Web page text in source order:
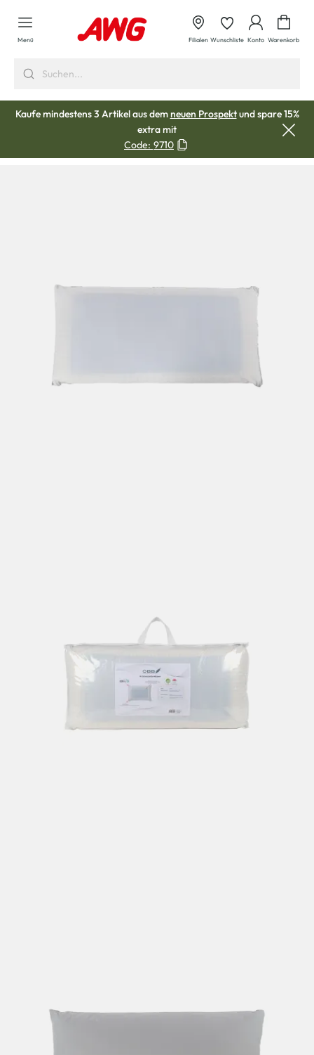
springen
Menü Filialen Wunschliste Konto Warenkorb
Kaufe mindestens 3 Artikel aus demneuen Prospektund spare 15%
extra mit
Code: 9710